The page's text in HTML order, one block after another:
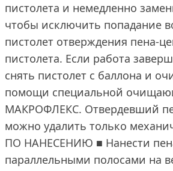
пистолета и немедленно
чтобы исключить попадание
пистолет отверждения пена-
пистолета. Если работа
снять пистолет с баллона и
помощи специальной
МАКРОФЛЕКС. Отвердевший
можно удалить только
ПО НАНЕСЕНИЮ ■ Нанести
параллельными полосами на